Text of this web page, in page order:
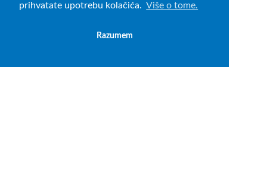
prihvatate upotrebu kolačića. Više o tome.
Razumem